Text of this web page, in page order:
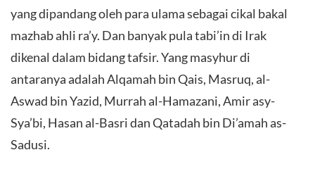
yang dipandang oleh para ulama sebagai cikal bakal
mazhab ahli ra’y. Dan banyak pula tabi’in di Irak
dikenal dalam bidang tafsir. Yang masyhur di
antaranya adalah Alqamah bin Qais, Masruq, al-
Aswad bin Yazid, Murrah al-Hamazani, Amir asy-
Sya’bi, Hasan al-Basri dan Qatadah bin Di’amah as-
Sadusi.